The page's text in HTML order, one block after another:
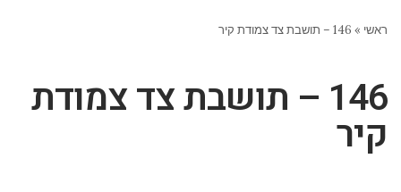
ראשי » 146 – תושבת צד צמודת קיר
146 – תושבת צד צמודת
קיר